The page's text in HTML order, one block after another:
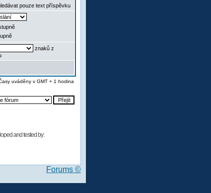
pouze text příspěvku
znaků z
uváděny v GMT + 1 hodina
and tested by:
Forums ©